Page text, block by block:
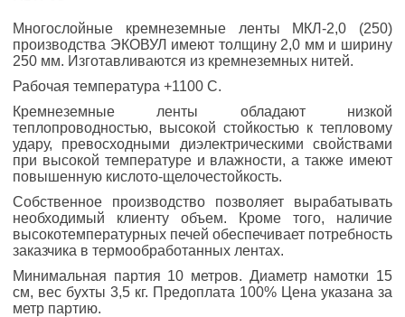
Многослойные кремнеземные ленты МКЛ-2,0 (250)
производства ЭКОВУЛ имеют толщину 2,0 мм и ширину
250 мм. Изготавливаются из кремнеземных нитей.
Рабочая температура +1100 С.
Кремнеземные ленты обладают низкой
теплопроводностью, высокой стойкостью к тепловому
удару, превосходными диэлектрическими свойствами
при высокой температуре и влажности, а также имеют
повышенную кислото-щелочестойкость.
Собственное производство позволяет вырабатывать
необходимый клиенту объем. Кроме того, наличие
высокотемпературных печей обеспечивает потребность
заказчика в термообработанных лентах.
Минимальная партия 10 метров. Диаметр намотки 15
см, вес бухты 3,5 кг. Предоплата 100% Цена указана за
метр партию.